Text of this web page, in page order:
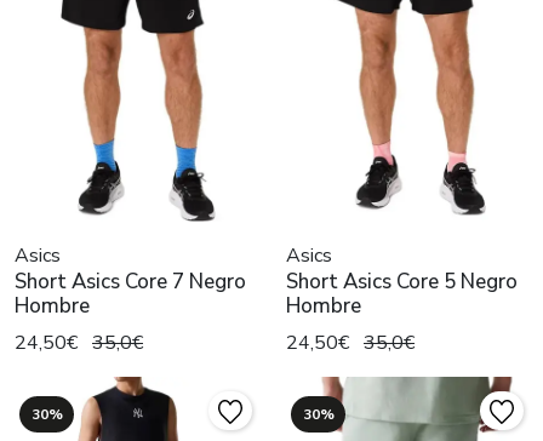
Asics
Short Asics Core 7 Negro
Hombre
24,50€ 35,0€
Asics
Short Asics Core 5 Negro
Hombre
24,50€ 35,0€
30% 30%